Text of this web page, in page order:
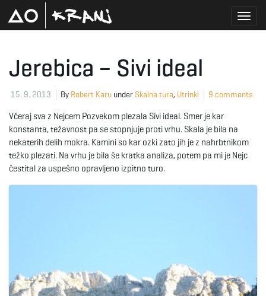
g
e
Jerebica – Sivi ideal
15. 9. 2013 By Robert Karu under Skalna tura, Utrinki 9 comments
Včeraj sva z Nejcem Pozvekom plezala Sivi ideal. Smer je kar
konstanta, težavnost pa se stopnjuje proti vrhu. Skala je bila na
nekaterih delih mokra. Kamini so kar ozki zato jih je z nahrbtnikom
težko plezati. Na vrhu je bila še kratka analiza, potem pa mi je Nejc
čestital za uspešno opravljeno izpitno turo.